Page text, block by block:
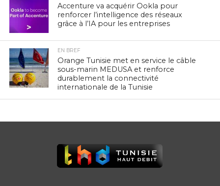
Accenture va acquérir Ookla pour
renforcer l’intelligence des réseaux
grâce à l’IA pour les entreprises
EN BREF
Orange Tunisie met en service le câble
sous-marin MEDUSA et renforce
durablement la connectivité
internationale de la Tunisie